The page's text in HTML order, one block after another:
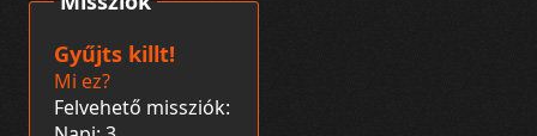
Gyűjts killt!
Mi ez?
Felvehető missziók: